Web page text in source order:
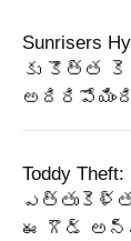
Sunrisers
కు కొత్త
Toddy
ఈ గౌడ్